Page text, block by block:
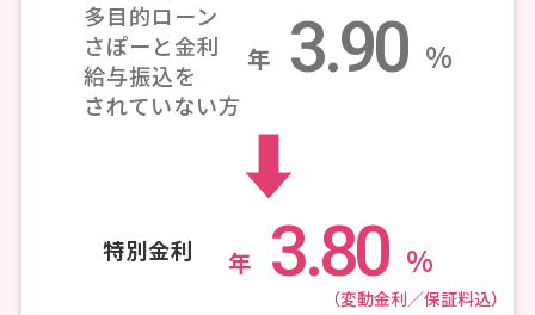
多目的ローン
さぽーと金利
給与振込を
されていない方
年 3.90 %
特別金利 年 3.80 %
（変動金利／保証料込）